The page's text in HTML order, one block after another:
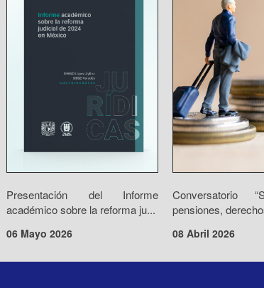
Presentación del Informe
académico sobre la reforma ju...
06 Mayo 2026
Conversatorio
pensiones,
08 Abril 2026